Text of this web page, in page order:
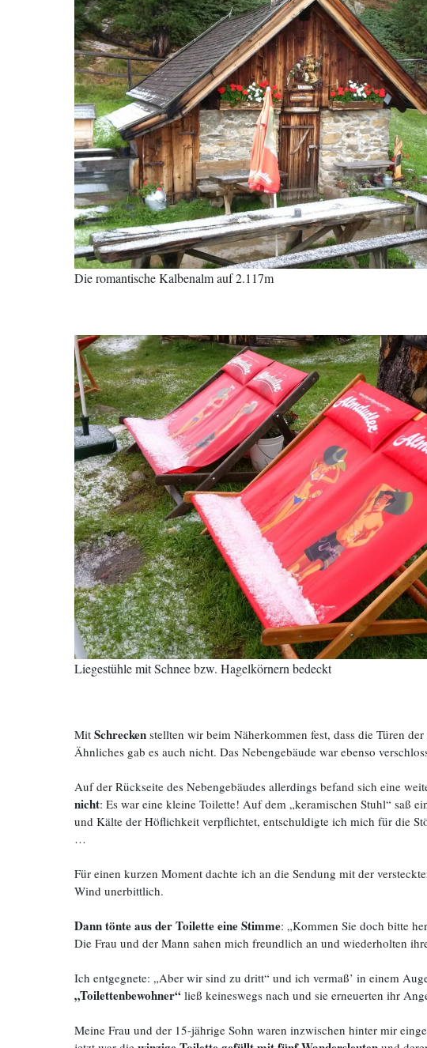
Die romantische Kalbenalm auf 2.117m
Liegestühle mit Schnee bzw. Hagelkörnern bedeckt
Mit Schrecken stellten wir beim Näherkommen fest, dass die Türen der
Ähnliches gab es auch nicht. Das Nebengebäude war ebenso
Auf der Rückseite des Nebengebäudes allerdings befand sich eine
nicht: Es war eine kleine Toilette! Auf dem „keramischen Stuhl“ saß
und Kälte der Höflichkeit verpflichtet, entschuldigte ich mich für die
…
Für einen kurzen Moment dachte ich an die Sendung mit der
Wind unerbittlich.
Dann tönte aus der Toilette eine Stimme: „Kommen Sie doch bitte
Die Frau und der Mann sahen mich freundlich an und wiederholten
Ich entgegnete: „Aber wir sind zu dritt“ und ich vermaß’ in einem
„Toilettenbewohner“ ließ keineswegs nach und sie erneuerten ihr
Meine Frau und der 15-jährige Sohn waren inzwischen hinter mir